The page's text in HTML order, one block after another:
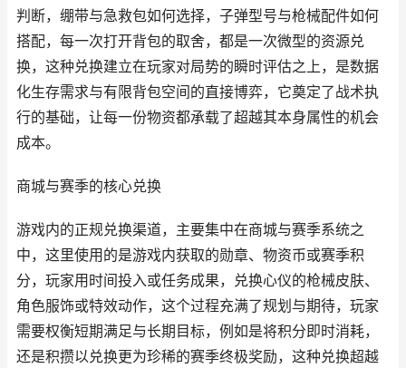
判断，绷带与急救包如何选择，子弹型号与枪械配件如何
搭配，每一次打开背包的取舍，都是一次微型的资源兑
换，这种兑换建立在玩家对局势的瞬时评估之上，是数据
化生存需求与有限背包空间的直接博弈，它奠定了战术执
行的基础，让每一份物资都承载了超越其本身属性的机会
成本。
商城与赛季的核心兑换
游戏内的正规兑换渠道，主要集中在商城与赛季系统之
中，这里使用的是游戏内获取的勋章、物资币或赛季积
分，玩家用时间投入或任务成果，兑换心仪的枪械皮肤、
角色服饰或特效动作，这个过程充满了规划与期待，玩家
需要权衡短期满足与长期目标，例如是将积分即时消耗，
还是积攒以兑换更为珍稀的赛季终极奖励，这种兑换超越